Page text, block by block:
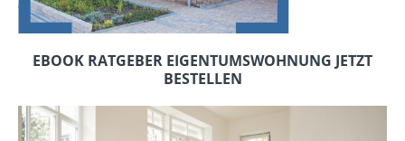
EBOOK RATGEBER EIGENTUMSWOHNUNG JETZT
BESTELLEN